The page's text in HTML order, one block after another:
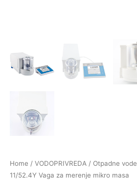
Home / VODOPRIVREDA / Otpadne vode
11/52.4Y Vaga za merenje mikro masa